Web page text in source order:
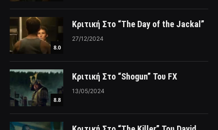
8.0
Κριτική Στο “The Day of the Jackal”
27/12/2024
8.8
Κριτική Στο “Shogun” Του FX
13/05/2024